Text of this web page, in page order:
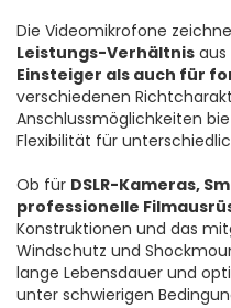
Die Videomikrofone
Leistungs-Verhältnis aus
Einsteiger als auch für
verschiedenen
Anschlussmöglichkeiten
Flexibilität für
Ob für DSLR-Kameras,
professionelle
Konstruktionen und das
Windschutz und
lange Lebensdauer und
unter schwierigen